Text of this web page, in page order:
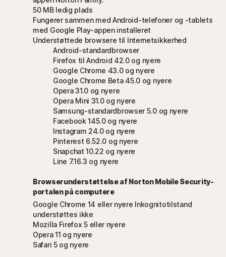
50 MB ledig plads
Fungerer sammen med Android-telefoner og -tablets
med Google Play-appen installeret
Understøttede browsere til Internetsikkerhed
Android-standardbrowser
Firefox til Android 42.0 og nyere
Google Chrome 43.0 og nyere
Google Chrome Beta 45.0 og nyere
Opera 31.0 og nyere
Opera Mini 31.0 og nyere
Samsung-standardbrowser 5.0 og nyere
Facebook 145.0 og nyere
Instagram 24.0 og nyere
Pinterest 6.52.0 og nyere
Snapchat 10.22 og nyere
Line 7.16.3 og nyere
Browserunderstøttelse af Norton Mobile Security-
portalen på computere
Google Chrome 14 eller nyere Inkognitotilstand
understøttes ikke
Mozilla Firefox 5 eller nyere
Opera 11 og nyere
Safari 5 og nyere